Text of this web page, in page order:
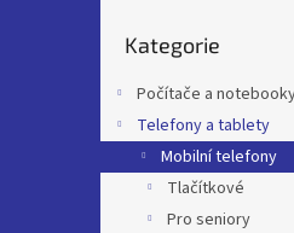
n
kategorie
Kategorie
Počítače a
Telefony a tablety
Mobilní telefony
Tlačítkové
Pro seniory